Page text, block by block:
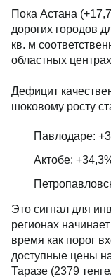
Пока Астана
дорогих городов
кв. м
областных
Дефицит
шоковому росту
Павлодаре:
Актобе:
Это сигнал для
регионах
время как порог
доступные цены
Таразе (2379